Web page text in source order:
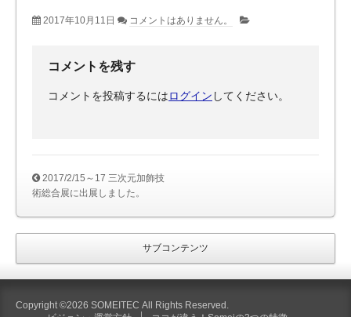
2017年10月11日 コメントはありません。
コメントを残す
コメントを投稿するにはログイン してください。
2017/2/15～17 三次元加飾技
術総合展に出展しました。
サブコンテンツ
Copyright ©2026 SOMEITEC All Rights Reserved.